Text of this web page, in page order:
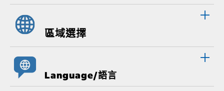
區域選擇
Language/語言